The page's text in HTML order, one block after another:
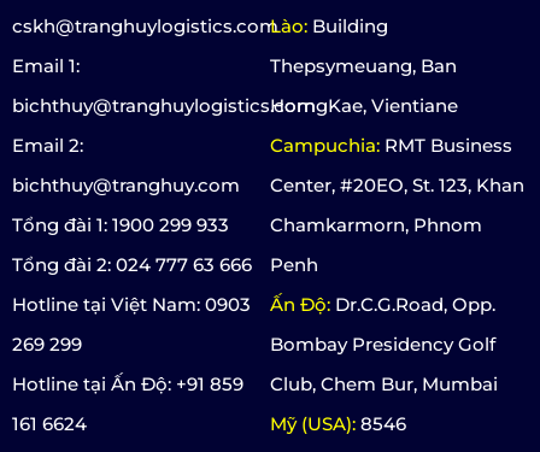
cskh@tranghuylogistics.com
Email 1:
bichthuy@tranghuylogistics.com
Email 2:
bichthuy@tranghuy.com
Tổng đài 1: 1900 299 933
Tổng đài 2: 024 777 63 666
Hotline tại Việt Nam: 0903
269 299
Hotline tại Ấn Độ: +91 859
161 6624
Lào: Building
Thepsymeuang, Ban
HorngKae, Vientiane
Campuchia: RMT Business
Center, #20EO, St. 123, Khan
Chamkarmorn, Phnom
Penh
Ấn Độ: Dr.C.G.Road, Opp.
Bombay Presidency Golf
Club, Chem Bur, Mumbai
Mỹ (USA): 8546